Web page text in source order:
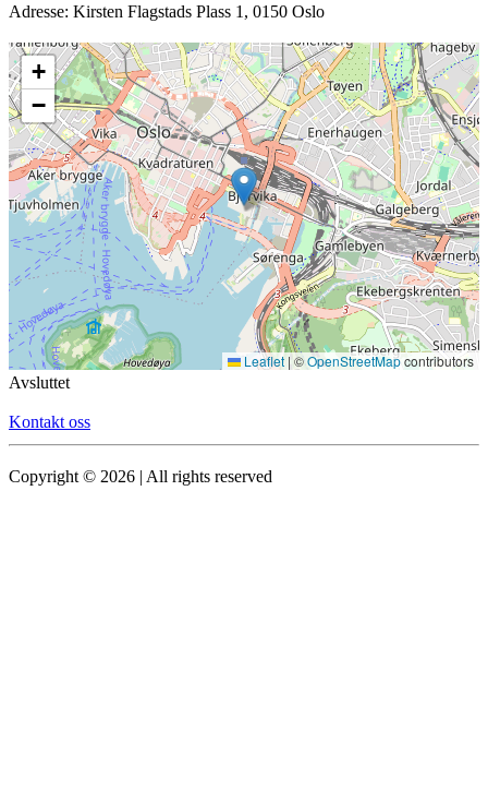
Adresse: Kirsten Flagstads Plass 1, 0150 Oslo
+
−
Leaflet | ©OpenStreetMapcontributors
Avsluttet
Kontakt oss
Copyright © 2026 | All rights reserved